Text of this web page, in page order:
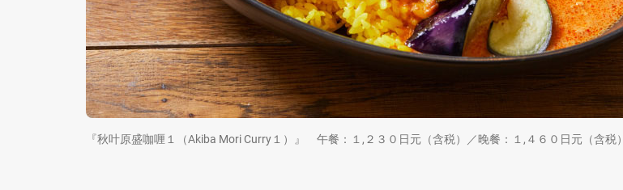
『秋叶原盛咖喱１（Akiba Mori Curry１）』 午餐：１,２３０日元（含税）／晚餐：１,４６０日元（含税）